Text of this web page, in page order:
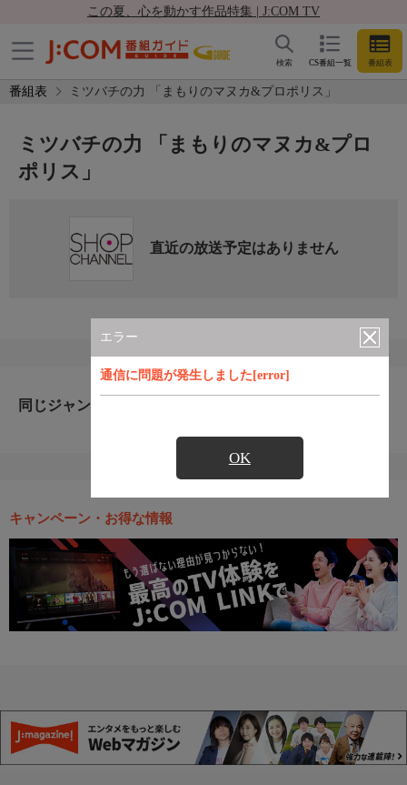
この夏、心を動かす作品特集 | J:COM TV
CS番組一覧 番組表
検索
番組表 ミツバチの力 「まもりのマヌカ&プロポリス」
エラー
通信に問題が発生しました[error]
OK
ミツバチの力 「まもりのマヌカ&プロ
ポリス」
直近の放送予定はありません
同じジャンルのおすすめ番組
キャンペーン・お得な情報